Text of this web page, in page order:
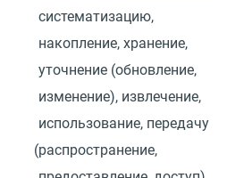
систематизацию,
накопление, хранение,
уточнение (обновление,
изменение), извлечение,
использование, передачу
(распространение,